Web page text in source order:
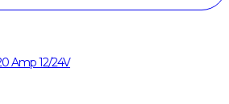
Amp 12/24V